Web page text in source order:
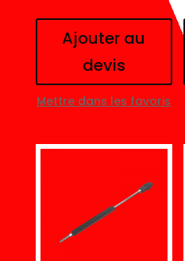
Ajouter au
devis
Mettre dans les favoris